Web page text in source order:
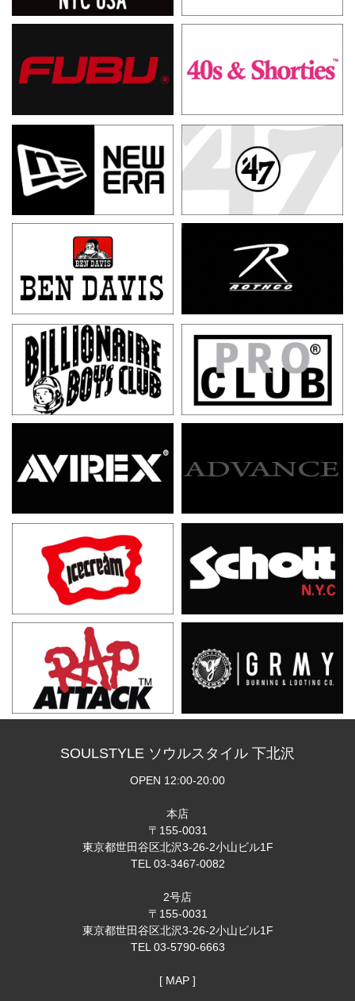
SOULSTYLE ソウルスタイル 下北沢
OPEN 12:00-20:00
本店
〒155-0031
東京都世田谷区北沢3-26-2小山ビル1F
TEL 03-3467-0082
2号店
〒155-0031
東京都世田谷区北沢3-26-2小山ビル1F
TEL 03-5790-6663
[ MAP ]